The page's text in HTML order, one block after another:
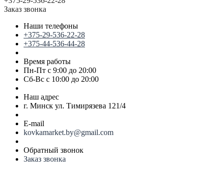
Заказ звонка
Наши телефоны
+375-29-536-22-28
+375-44-536-44-28
Время работы
Пн-Пт с 9:00 до 20:00
Сб-Вс с 10:00 до 20:00
Наш адрес
г. Минск ул. Тимирязева 121/4
E-mail
kovkamarket.by@gmail.com
Обратный звонок
Заказ звонка